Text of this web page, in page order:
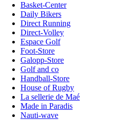
Basket-Center
Daily Bikers
Direct Running
Direct-Volley
Espace Golf
Foot-Store
Galopp-Store
Golf and co
Handball-Store
House of Rugby
La sellerie de Maé
Made in Paradis
Nauti-wave